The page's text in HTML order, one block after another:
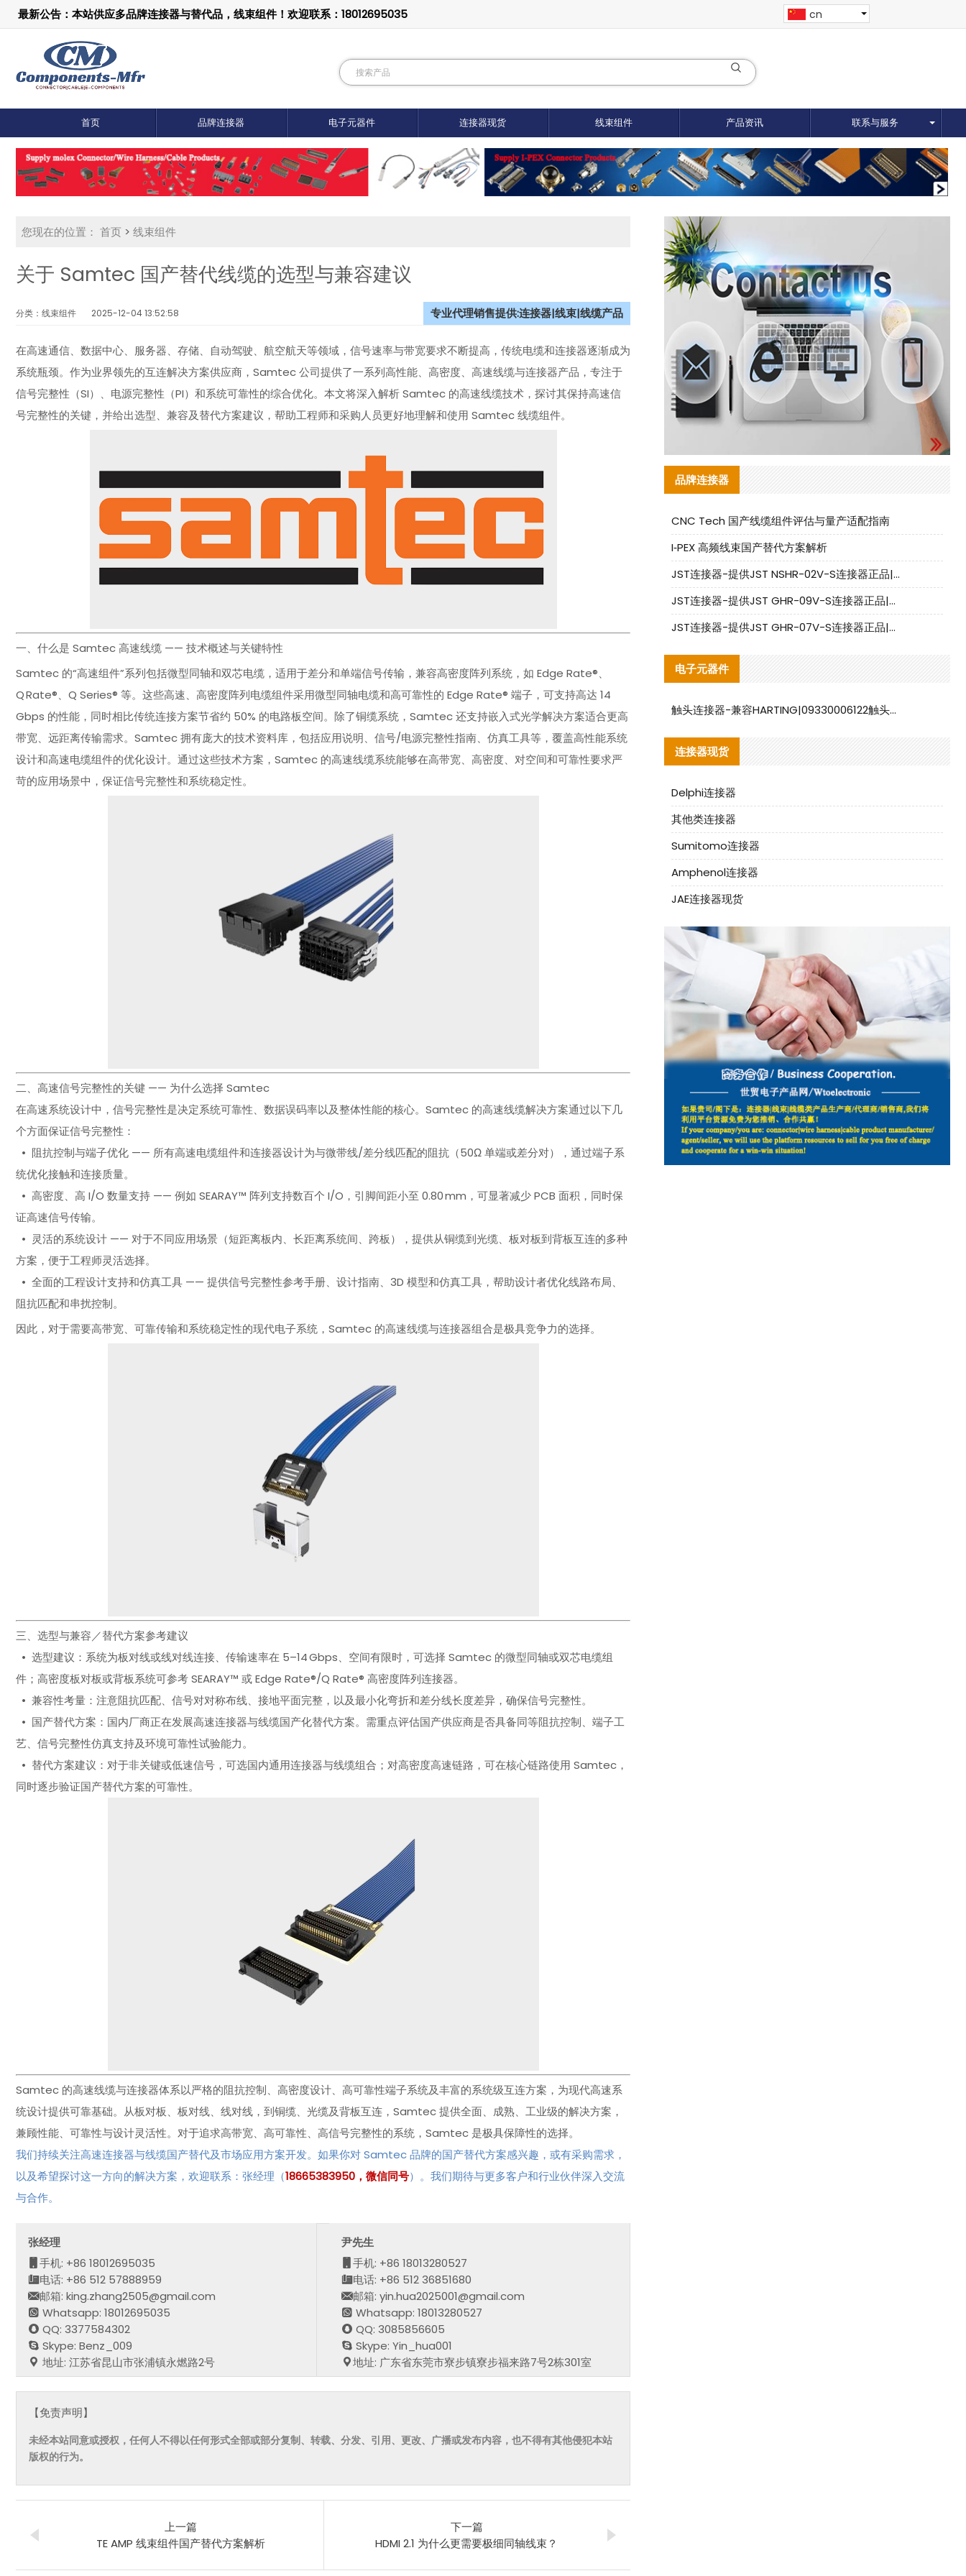
最新公告：本站供应多品牌连接器与替代品，线束组件！欢迎联系：18012695035 cn
首页 品牌连接器 电子元器件 连接器现货 线束组件 产品资讯 联系与服务
您现在的位置： 首页 > 线束组件
关于 Samtec 国产替代线缆的选型与兼容建议
分类：线束组件 2025-12-04 13:52:58 专业代理销售提供:连接器|线束|线缆产品
在高速通信、数据中心、服务器、存储、自动驾驶、航空航天等领域，信号速率与带宽要求不断提高，传统电缆和连接器逐渐成为
系统瓶颈。作为业界领先的互连解决方案供应商，Samtec 公司提供了一系列高性能、高密度、高速线缆与连接器产品，专注于
信号完整性（SI）、电源完整性（PI）和系统可靠性的综合优化。本文将深入解析 Samtec 的高速线缆技术，探讨其保持高速信
号完整性的关键，并给出选型、兼容及替代方案建议，帮助工程师和采购人员更好地理解和使用 Samtec 线缆组件。
一、什么是 Samtec 高速线缆 —— 技术概述与关键特性
Samtec 的“高速组件”系列包括微型同轴和双芯电缆，适用于差分和单端信号传输，兼容高密度阵列系统，如 Edge Rate®、
Q Rate®、Q Series® 等。这些高速、高密度阵列电缆组件采用微型同轴电缆和高可靠性的 Edge Rate® 端子，可支持高达 14
Gbps 的性能，同时相比传统连接方案节省约 50% 的电路板空间。除了铜缆系统，Samtec 还支持嵌入式光学解决方案适合更高
带宽、远距离传输需求。Samtec 拥有庞大的技术资料库，包括应用说明、信号/电源完整性指南、仿真工具等，覆盖高性能系统
设计和高速电缆组件的优化设计。通过这些技术方案，Samtec 的高速线缆系统能够在高带宽、高密度、对空间和可靠性要求严
苛的应用场景中，保证信号完整性和系统稳定性。
二、高速信号完整性的关键 —— 为什么选择 Samtec
在高速系统设计中，信号完整性是决定系统可靠性、数据误码率以及整体性能的核心。Samtec 的高速线缆解决方案通过以下几
个方面保证信号完整性：
• 阻抗控制与端子优化 —— 所有高速电缆组件和连接器设计为与微带线/差分线匹配的阻抗（50Ω 单端或差分对），通过端子系
统优化接触和连接质量。
• 高密度、高 I/O 数量支持 —— 例如 SEARAY™ 阵列支持数百个 I/O，引脚间距小至 0.80 mm，可显著减少 PCB 面积，同时保
证高速信号传输。
• 灵活的系统设计 —— 对于不同应用场景（短距离板内、长距离系统间、跨板），提供从铜缆到光缆、板对板到背板互连的多种
方案，便于工程师灵活选择。
• 全面的工程设计支持和仿真工具 —— 提供信号完整性参考手册、设计指南、3D 模型和仿真工具，帮助设计者优化线路布局、
阻抗匹配和串扰控制。
因此，对于需要高带宽、可靠传输和系统稳定性的现代电子系统，Samtec 的高速线缆与连接器组合是极具竞争力的选择。
三、选型与兼容／替代方案参考建议
• 选型建议：系统为板对线或线对线连接、传输速率在 5–14 Gbps、空间有限时，可选择 Samtec 的微型同轴或双芯电缆组
件；高密度板对板或背板系统可参考 SEARAY™ 或 Edge Rate®/Q Rate® 高密度阵列连接器。
• 兼容性考量：注意阻抗匹配、信号对对称布线、接地平面完整，以及最小化弯折和差分线长度差异，确保信号完整性。
• 国产替代方案：国内厂商正在发展高速连接器与线缆国产化替代方案。需重点评估国产供应商是否具备同等阻抗控制、端子工
艺、信号完整性仿真支持及环境可靠性试验能力。
• 替代方案建议：对于非关键或低速信号，可选国内通用连接器与线缆组合；对高密度高速链路，可在核心链路使用 Samtec，
同时逐步验证国产替代方案的可靠性。
Samtec 的高速线缆与连接器体系以严格的阻抗控制、高密度设计、高可靠性端子系统及丰富的系统级互连方案，为现代高速系
统设计提供可靠基础。从板对板、板对线、线对线，到铜缆、光缆及背板互连，Samtec 提供全面、成熟、工业级的解决方案，
兼顾性能、可靠性与设计灵活性。对于追求高带宽、高可靠性、高信号完整性的系统，Samtec 是极具保障性的选择。
我们持续关注高速连接器与线缆国产替代及市场应用方案开发。如果你对 Samtec 品牌的国产替代方案感兴趣，或有采购需求，
以及希望探讨这一方向的解决方案，欢迎联系：张经理（18665383950，微信同号）。我们期待与更多客户和行业伙伴深入交流
与合作。
张经理
手机: +86 18012695035
电话: +86 512 57888959
邮箱: king.zhang2505@gmail.com
Whatsapp: 18012695035
QQ: 3377584302
Skype: Benz_009
地址: 江苏省昆山市张浦镇永燃路2号
尹先生
手机: +86 18013280527
电话: +86 512 36851680
邮箱: yin.hua2025001@gmail.com
Whatsapp: 18013280527
QQ: 3085856605
Skype: Yin_hua001
地址: 广东省东莞市寮步镇寮步福来路7号2栋301室
【免责声明】
未经本站同意或授权，任何人不得以任何形式全部或部分复制、转载、分发、引用、更改、广播或发布内容，也不得有其他侵犯本站
版权的行为。
上一篇
TE AMP 线束组件国产替代方案解析
下一篇
HDMI 2.1 为什么更需要极细同轴线束？
品牌连接器
CNC Tech 国产线缆组件评估与量产适配指南
I‑PEX 高频线束国产替代方案解析
JST连接器-提供JST NSHR-02V-S连接器正品|替代品
JST连接器-提供JST GHR-09V-S连接器正品|替代品
JST连接器-提供JST GHR-07V-S连接器正品|替代品
电子元器件
触头连接器-兼容HARTING|09330006122触头连接器替代品说明
连接器现货
Delphi连接器
其他类连接器
Sumitomo连接器
Amphenol连接器
JAE连接器现货